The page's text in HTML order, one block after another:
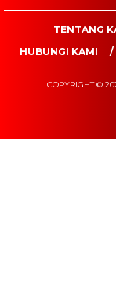
TENTANG
HUBUNGI KAMI
COPYRIGHT ©